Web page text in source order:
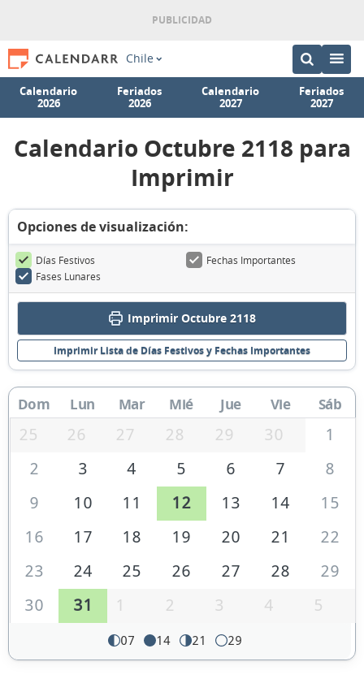
Chile
Calendario
2026
Feriados
2026
Calendario
2027
Feriados
2027
Calendario Octubre 2118 para
Imprimir
Opciones de visualización:
Días Festivos
Fechas Importantes
Fases Lunares
Imprimir Octubre 2118
Imprimir Lista de Días Festivos y Fechas Importantes
Dom Lun Mar Mié Jue Vie Sáb
25 26 27 28 29 30
1
2
3 4 5 6 7
8
9
10 11 12 13 14
15
16
17 18 19 20 21
22
23
24 25 26 27 28
29
30
31 1 2 3 4 5
07 14 21 29